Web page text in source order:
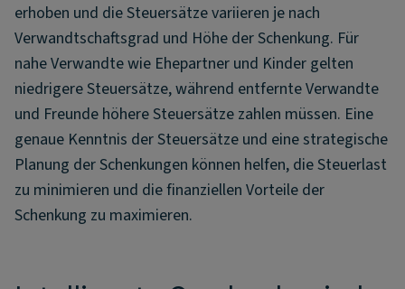
erhoben und die Steuersätze variieren je nach
Verwandtschaftsgrad und Höhe der Schenkung. Für
nahe Verwandte wie Ehepartner und Kinder gelten
niedrigere Steuersätze, während entfernte Verwandte
und Freunde höhere Steuersätze zahlen müssen. Eine
genaue Kenntnis der Steuersätze und eine strategische
Planung der Schenkungen können helfen, die Steuerlast
zu minimieren und die finanziellen Vorteile der
Schenkung zu maximieren.